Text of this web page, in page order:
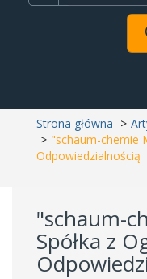
Strona główna
"schaum-chemie
Odpowiedzialnością
"schaum-
Spółka z